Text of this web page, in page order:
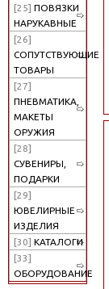
[25] ПОВЯЗКИ
НАРУКАВНЫЕ
[26]
СОПУТСТВУЮЩИЕ
ТОВАРЫ
[27]
ПНЕВМАТИКА,
МАКЕТЫ
ОРУЖИЯ
[28]
СУВЕНИРЫ,
ПОДАРКИ
[29]
ЮВЕЛИРНЫЕ
ИЗДЕЛИЯ
[30] КАТАЛОГИ
[33]
ОБОРУДОВАНИЕ